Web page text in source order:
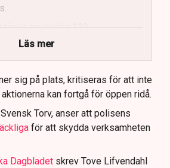
med cirka 120
kopplade.
drönare och uniformerad polis
bevis.
komplext när det gäller
rättigheter och gränser.
Läs mer
sig på plats, kritiseras för att inte
kan fortgå för öppen ridå.
Torv, anser att polisens
för att skydda verksamheten
Dagbladet skrev Tove Lifvendahl